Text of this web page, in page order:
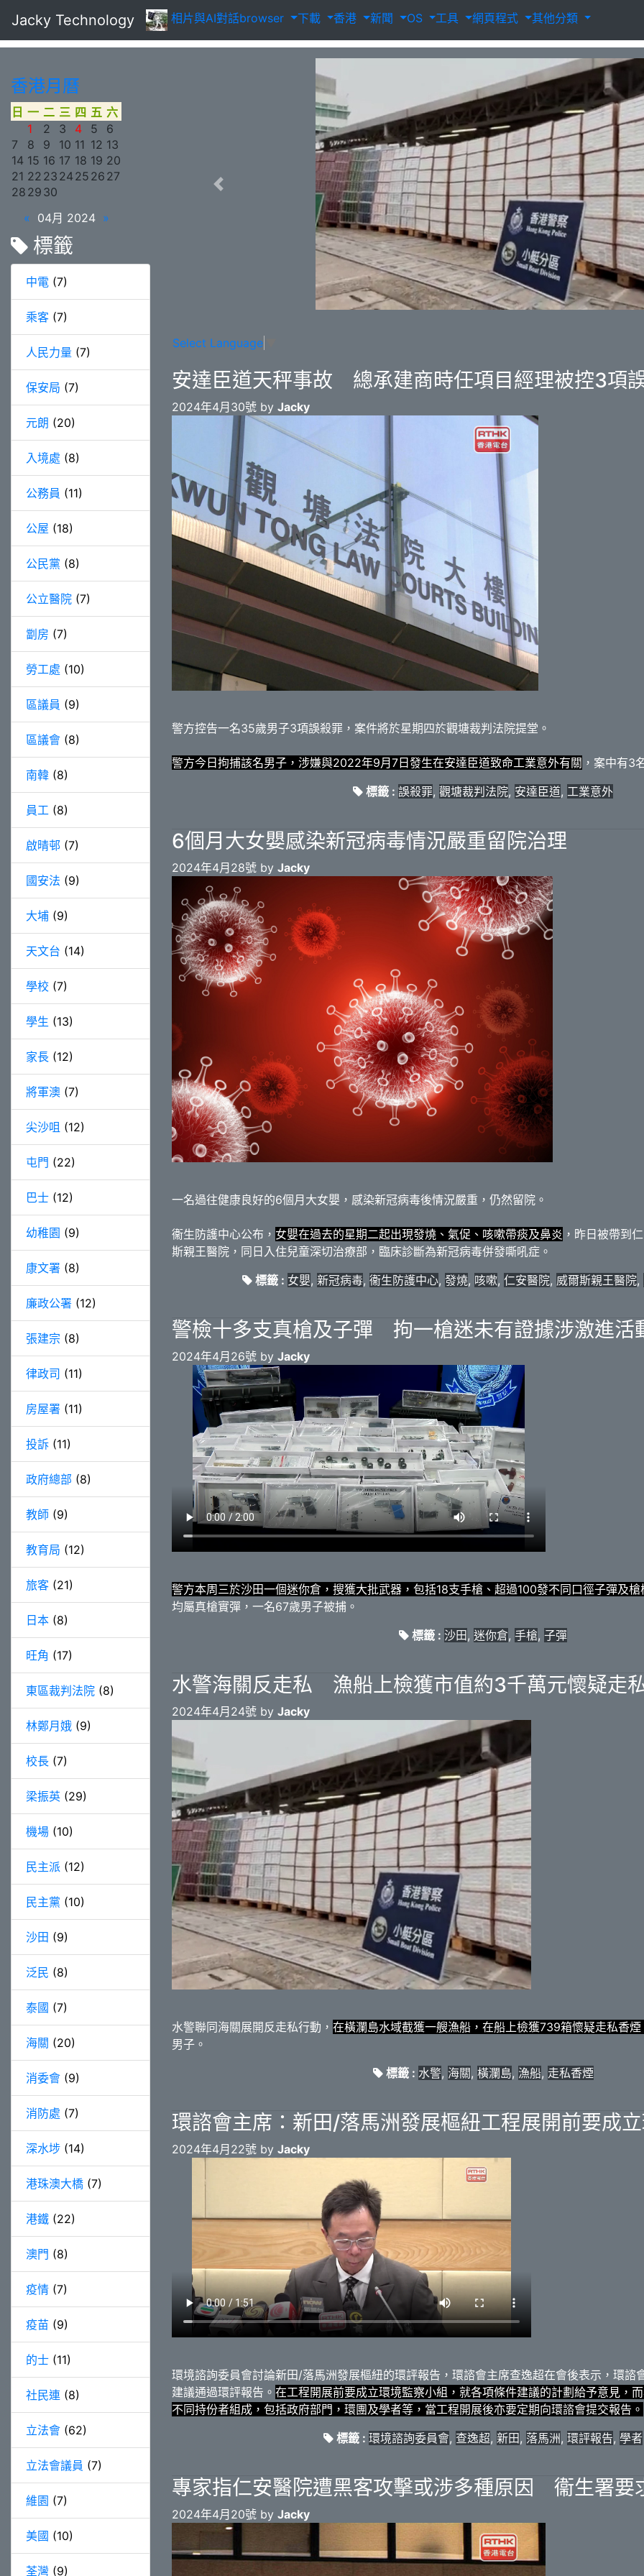
Jacky Technology 相片與AI對話browser 下載 香港 新聞 OS 工具 網頁程式 其他分類
香港月曆
« 04月 2024 »
日 一 二 三 四 五 六
1
2 3 4 5
6
7
8 9 10 11 12 13
14 15 16 17 18 19 20
21 22 23 24 25 26 27
28 29 30
標籤
中電 (7)
乘客 (7)
人民力量 (7)
保安局 (7)
元朗 (20)
入境處 (8)
公務員 (11)
公屋 (18)
公民黨 (8)
公立醫院 (7)
劏房 (7)
勞工處 (10)
區議員 (9)
區議會 (8)
南韓 (8)
員工 (8)
啟晴邨 (7)
國安法 (9)
大埔 (9)
天文台 (14)
學校 (7)
學生 (13)
家長 (12)
將軍澳 (7)
尖沙咀 (12)
屯門 (22)
巴士 (12)
幼稚園 (9)
康文署 (8)
廉政公署 (12)
張建宗 (8)
律政司 (11)
房屋署 (11)
投訴 (11)
政府總部 (8)
教師 (9)
教育局 (12)
旅客 (21)
日本 (8)
旺角 (17)
東區裁判法院 (8)
林鄭月娥 (9)
校長 (7)
梁振英 (29)
機場 (10)
民主派 (12)
民主黨 (10)
沙田 (9)
泛民 (8)
泰國 (7)
海關 (20)
消委會 (9)
消防處 (7)
深水埗 (14)
港珠澳大橋 (7)
港鐵 (22)
澳門 (8)
疫情 (7)
疫苗 (9)
的士 (11)
社民連 (8)
立法會 (62)
立法會議員 (7)
維園 (7)
美國 (10)
荃灣 (9)
Select Language
安達臣道天秤事故 總承建商時任項目經理被控3項
2024年4月30號 by Jacky
警方控告一名35歲男子3項誤殺罪，案件將於星期四於觀塘裁判法院提堂。
警方今日拘捕該名男子，涉嫌與2022年9月7日發生在安達臣道致命工業意外有關 ，案中有3
標籤 : 誤殺罪, 觀塘裁判法院, 安達臣道, 工業意外
6個月大女嬰感染新冠病毒情況嚴重留院治理
2024年4月28號 by Jacky
一名過往健康良好的6個月大女嬰，感染新冠病毒後情況嚴重，仍然留院。
衞生防護中心公布， 女嬰在過去的星期二起出現發燒、氣促、咳嗽帶痰及鼻炎 ，昨日被帶到
斯親王醫院，同日入住兒童深切治療部，臨床診斷為新冠病毒併發嘶吼症。
標籤 : 女嬰, 新冠病毒, 衞生防護中心, 發燒, 咳嗽, 仁安醫院, 威爾斯親王醫院,
警檢十多支真槍及子彈 拘一槍迷未有證據涉激進活
2024年4月26號 by Jacky
警方本周三於沙田一個迷你倉，搜獲大批武器，包括18支手槍、超過100發不同口徑子彈及槍
均屬真槍實彈，一名67歲男子被捕。
標籤 : 沙田, 迷你倉, 手槍, 子彈
水警海關反走私 漁船上檢獲市值約3千萬元懷疑走
2024年4月24號 by Jacky
水警聯同海關展開反走私行動， 在橫瀾島水域截獲一艘漁船，在船上檢獲739箱懷疑走私香
男子。
標籤 : 水警, 海關, 橫瀾島, 漁船, 走私香煙
環諮會主席：新田/落馬洲發展樞紐工程展開前要成
2024年4月22號 by Jacky
環境諮詢委員會討論新田/落馬洲發展樞紐的環評報告，環諮會主席查逸超在會後表示，環諮
建議通過環評報告。 在工程開展前要成立環境監察小組，就各項條件建議的計劃給予意見，
不同持份者組成，包括政府部門，環團及學者等，當工程開展後亦要定期向環諮會提交報告。
標籤 : 環境諮詢委員會, 查逸超, 新田, 落馬洲, 環評報告, 學者
專家指仁安醫院遭黑客攻擊或涉多種原因 衞生署要
2024年4月20號 by Jacky